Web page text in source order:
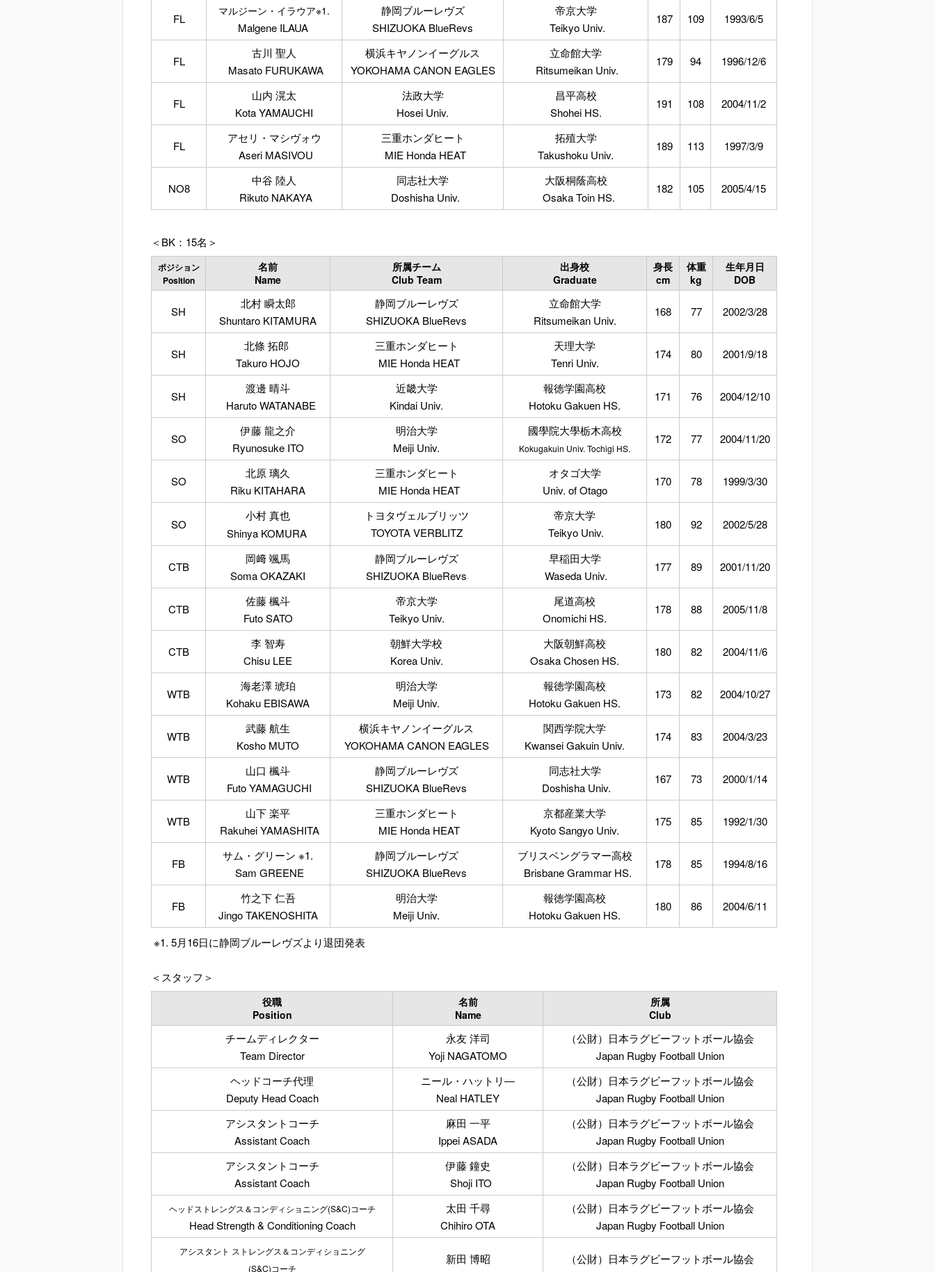
FL
マルジーン・イラウア※1.
Malgene ILAUA
静岡ブルーレヴズ
SHIZUOKA BlueRevs
帝京大学
Teikyo Univ.
187 109 1993/6/5
FL
古川 聖人
Masato FURUKAWA
横浜キヤノンイーグルス
YOKOHAMA CANON EAGLES
立命館大学
Ritsumeikan Univ.
179 94 1996/12/6
FL
山内 滉太
Kota YAMAUCHI
法政大学
Hosei Univ.
昌平高校
Shohei HS.
191 108 2004/11/2
FL
アセリ・マシヴォウ
Aseri MASIVOU
三重ホンダヒート
MIE Honda HEAT
拓殖大学
Takushoku Univ.
189 113 1997/3/9
NO8
中谷 陸人
Rikuto NAKAYA
同志社大学
Doshisha Univ.
大阪桐蔭高校
Osaka Toin HS.
182 105 2005/4/15
＜BK：15名＞
ポジション
Position
名前
Name
所属チーム
Club Team
出身校
Graduate
身長
cm
体重
kg
生年月日
DOB
SH
北村 瞬太郎
Shuntaro KITAMURA
静岡ブルーレヴズ
SHIZUOKA BlueRevs
立命館大学
Ritsumeikan Univ.
168 77 2002/3/28
SH
北條 拓郎
Takuro HOJO
三重ホンダヒート
MIE Honda HEAT
天理大学
Tenri Univ.
174 80 2001/9/18
SH
渡邊 晴斗
Haruto WATANABE
近畿大学
Kindai Univ.
報徳学園高校
Hotoku Gakuen HS.
171 76 2004/12/10
SO
伊藤 龍之介
Ryunosuke ITO
明治大学
Meiji Univ.
國學院大學栃木高校
Kokugakuin Univ. Tochigi HS.
172 77 2004/11/20
SO
北原 璃久
Riku KITAHARA
三重ホンダヒート
MIE Honda HEAT
オタゴ大学
Univ. of Otago
170 78 1999/3/30
SO
小村 真也
Shinya KOMURA
トヨタヴェルブリッツ
TOYOTA VERBLITZ
帝京大学
Teikyo Univ.
180 92 2002/5/28
CTB
岡﨑 颯馬
Soma OKAZAKI
静岡ブルーレヴズ
SHIZUOKA BlueRevs
早稲田大学
Waseda Univ.
177 89 2001/11/20
CTB
佐藤 楓斗
Futo SATO
帝京大学
Teikyo Univ.
尾道高校
Onomichi HS.
178 88 2005/11/8
CTB
李 智寿
Chisu LEE
朝鮮大学校
Korea Univ.
大阪朝鮮高校
Osaka Chosen HS.
180 82 2004/11/6
WTB
海老澤 琥珀
Kohaku EBISAWA
明治大学
Meiji Univ.
報徳学園高校
Hotoku Gakuen HS.
173 82 2004/10/27
WTB
武藤 航生
Kosho MUTO
横浜キヤノンイーグルス
YOKOHAMA CANON EAGLES
関西学院大学
Kwansei Gakuin Univ.
174 83 2004/3/23
WTB
山口 楓斗
Futo YAMAGUCHI
静岡ブルーレヴズ
SHIZUOKA BlueRevs
同志社大学
Doshisha Univ.
167 73 2000/1/14
WTB
山下 楽平
Rakuhei YAMASHITA
三重ホンダヒート
MIE Honda HEAT
京都産業大学
Kyoto Sangyo Univ.
175 85 1992/1/30
FB
サム・グリーン ※1.
Sam GREENE
静岡ブルーレヴズ
SHIZUOKA BlueRevs
ブリスベングラマー高校
Brisbane Grammar HS.
178 85 1994/8/16
FB
竹之下 仁吾
Jingo TAKENOSHITA
明治大学
Meiji Univ.
報徳学園高校
Hotoku Gakuen HS.
180 86 2004/6/11
※1. 5月16日に静岡ブルーレヴズより退団発表
＜スタッフ＞
役職
Position
名前
Name
所属
Club
チームディレクター
Team Director
永友 洋司
Yoji NAGATOMO
（公財）日本ラグビーフットボール協会
Japan Rugby Football Union
ヘッドコーチ代理
Deputy Head Coach
ニール・ハットリ―
Neal HATLEY
（公財）日本ラグビーフットボール協会
Japan Rugby Football Union
アシスタントコーチ
Assistant Coach
麻田 一平
Ippei ASADA
（公財）日本ラグビーフットボール協会
Japan Rugby Football Union
アシスタントコーチ
Assistant Coach
伊藤 鐘史
Shoji ITO
（公財）日本ラグビーフットボール協会
Japan Rugby Football Union
ヘッドストレングス＆コンディショニング(S&C)コーチ
Head Strength & Conditioning Coach
太田 千尋
Chihiro OTA
（公財）日本ラグビーフットボール協会
Japan Rugby Football Union
アシスタント ストレングス＆コンディショニング
(S&C)コーチ
新田 博昭
（公財）日本ラグビーフットボール協会